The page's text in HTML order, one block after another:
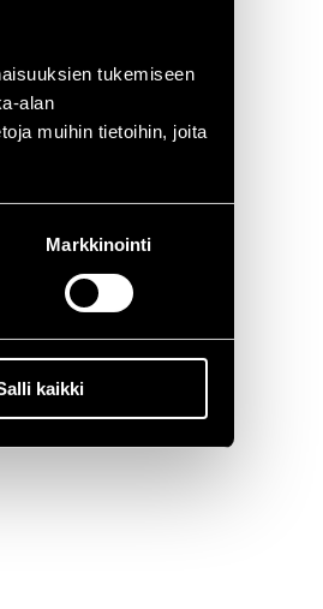
tukemiseen
alan
muihin tietoihin, joita
Markkinointi
kaikki